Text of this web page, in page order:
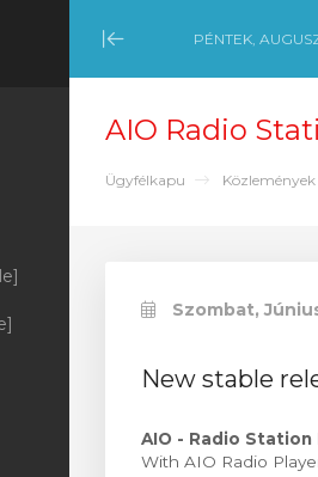
Minimize Menu
PÉNTEK,
AIO Radio
Ügyfélkapu Közlemények
Szombat,
New stable
AIO - Radio
With AIO Radio